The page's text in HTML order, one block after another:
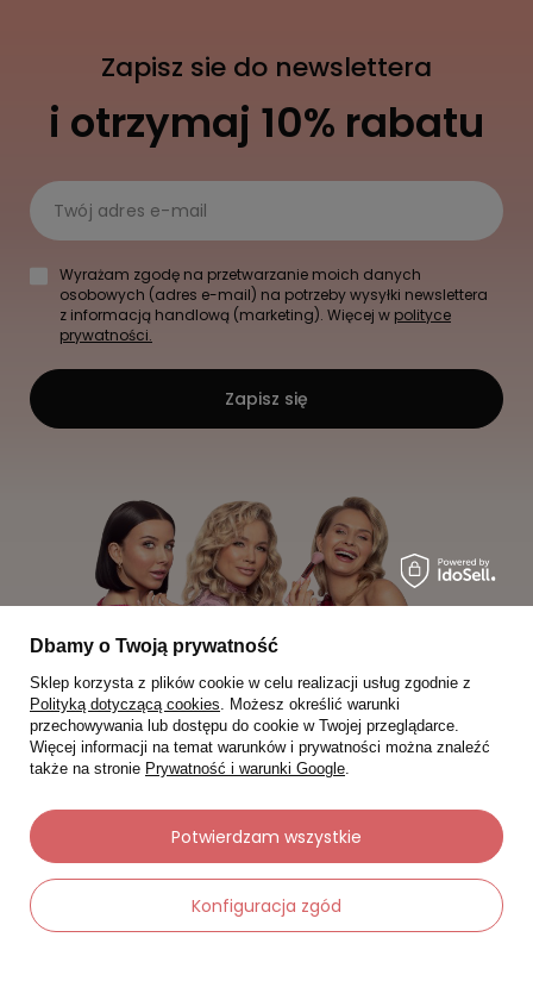
Zapisz sie do newslettera
i otrzymaj 10% rabatu
Twój adres e-mail
Wyrażam zgodę na przetwarzanie moich danych
osobowych (adres e-mail) na potrzeby wysyłki newslettera
z informacją handlową (marketing). Więcej w polityce
prywatności.
Zapisz się
Moje zamówienia
Status zamówienia
Śledzenie przesyłki
Dbamy o Twoją prywatność
Sklep korzysta z plików cookie w celu realizacji usług zgodnie z
Polityką dotyczącą cookies. Możesz określić warunki
przechowywania lub dostępu do cookie w Twojej przeglądarce.
Więcej informacji na temat warunków i prywatności można znaleźć
także na stronie Prywatność i warunki Google.
Konfiguracja zgód
Potwierdzam wszystkie